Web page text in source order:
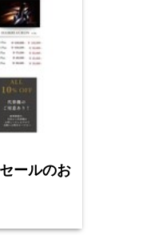
ールのお